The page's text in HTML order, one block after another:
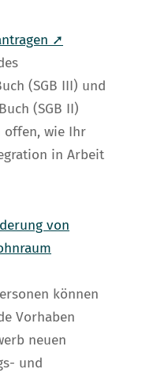
➚
(SGB III) und
(SGB II)
offen, wie Ihr
in Arbeit
von
können
Vorhaben
neuen
und